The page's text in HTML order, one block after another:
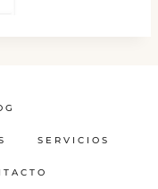
SERVICIOS